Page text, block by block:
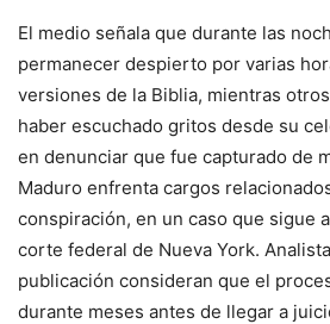
El medio señala que durante las
permanecer despierto por varias
versiones de la Biblia, mientras
haber escuchado gritos desde su
en denunciar que fue capturado de
Maduro enfrenta cargos
conspiración, en un caso que sigue
corte federal de Nueva York.
publicación consideran que el
durante meses antes de llegar a